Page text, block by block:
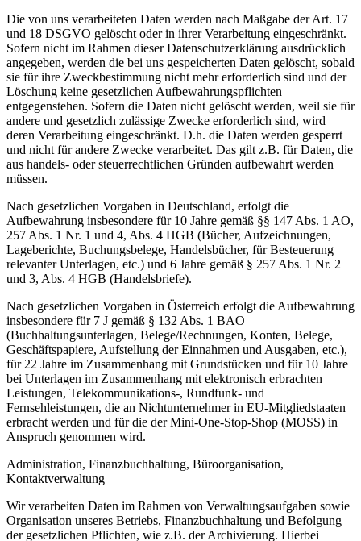
Die von uns verarbeiteten Daten werden nach Maßgabe der Art. 17
und 18 DSGVO gelöscht oder in ihrer Verarbeitung eingeschränkt.
Sofern nicht im Rahmen dieser Datenschutzerklärung ausdrücklich
angegeben, werden die bei uns gespeicherten Daten gelöscht, sobald
sie für ihre Zweckbestimmung nicht mehr erforderlich sind und der
Löschung keine gesetzlichen Aufbewahrungspflichten
entgegenstehen. Sofern die Daten nicht gelöscht werden, weil sie für
andere und gesetzlich zulässige Zwecke erforderlich sind, wird
deren Verarbeitung eingeschränkt. D.h. die Daten werden gesperrt
und nicht für andere Zwecke verarbeitet. Das gilt z.B. für Daten, die
aus handels- oder steuerrechtlichen Gründen aufbewahrt werden
müssen.
Nach gesetzlichen Vorgaben in Deutschland, erfolgt die
Aufbewahrung insbesondere für 10 Jahre gemäß §§ 147 Abs. 1 AO,
257 Abs. 1 Nr. 1 und 4, Abs. 4 HGB (Bücher, Aufzeichnungen,
Lageberichte, Buchungsbelege, Handelsbücher, für Besteuerung
relevanter Unterlagen, etc.) und 6 Jahre gemäß § 257 Abs. 1 Nr. 2
und 3, Abs. 4 HGB (Handelsbriefe).
Nach gesetzlichen Vorgaben in Österreich erfolgt die Aufbewahrung
insbesondere für 7 J gemäß § 132 Abs. 1 BAO
(Buchhaltungsunterlagen, Belege/Rechnungen, Konten, Belege,
Geschäftspapiere, Aufstellung der Einnahmen und Ausgaben, etc.),
für 22 Jahre im Zusammenhang mit Grundstücken und für 10 Jahre
bei Unterlagen im Zusammenhang mit elektronisch erbrachten
Leistungen, Telekommunikations-, Rundfunk- und
Fernsehleistungen, die an Nichtunternehmer in EU-Mitgliedstaaten
erbracht werden und für die der Mini-One-Stop-Shop (MOSS) in
Anspruch genommen wird.
Administration, Finanzbuchhaltung, Büroorganisation,
Kontaktverwaltung
Wir verarbeiten Daten im Rahmen von Verwaltungsaufgaben sowie
Organisation unseres Betriebs, Finanzbuchhaltung und Befolgung
der gesetzlichen Pflichten, wie z.B. der Archivierung. Hierbei